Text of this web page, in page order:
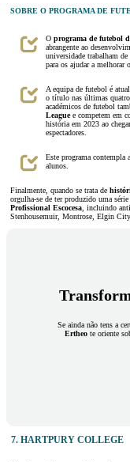
SOBRE O PROGRAMA DE
O programa de futebol
abrangente ao
universidade trabalham
para os ajudar a melhorar
A equipa de futebol é
o título nas últimas quatro
académicos de futebol
Leaguee competem em
história em 2023 ao
espectadores.
Este programa contempla
alunos.
Finalmente, quando se trata de
orgulha-se de ter produzido uma
Profissional Escocesa , incluindo
Stenhousemuir, Montrose, Elgin
Se ainda não tens a
Ertheo te oriente
7. HARTPURY COLLEGE